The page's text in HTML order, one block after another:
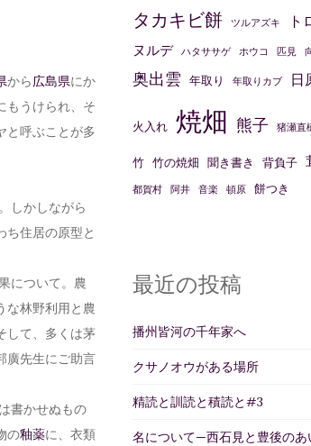
から広島県にか
もうけられ、そ
と呼ぶことが多
しかしながら
ち住居の原型と
について。農
な林野利用と農
して、多くは茅
廣先生にご助言
書かせぬもの
の釉薬に、衣類
タカキビ餅
ツルアズキ ト
ヌルデ ハタササゲ ホウコ 匹見
奥出雲 年取り 年取りカブ 日
火入れ 焼畑 熊子 猪瀬直
竹 竹の焼畑 聞き書き 背負子
都賀村 阿井 音楽 頓原 餅つき
最近の投稿
播州皆河の千年家へ
クサノオウがある場所
精読と訓読と積読と#3
名について—西石見と豊後のあ